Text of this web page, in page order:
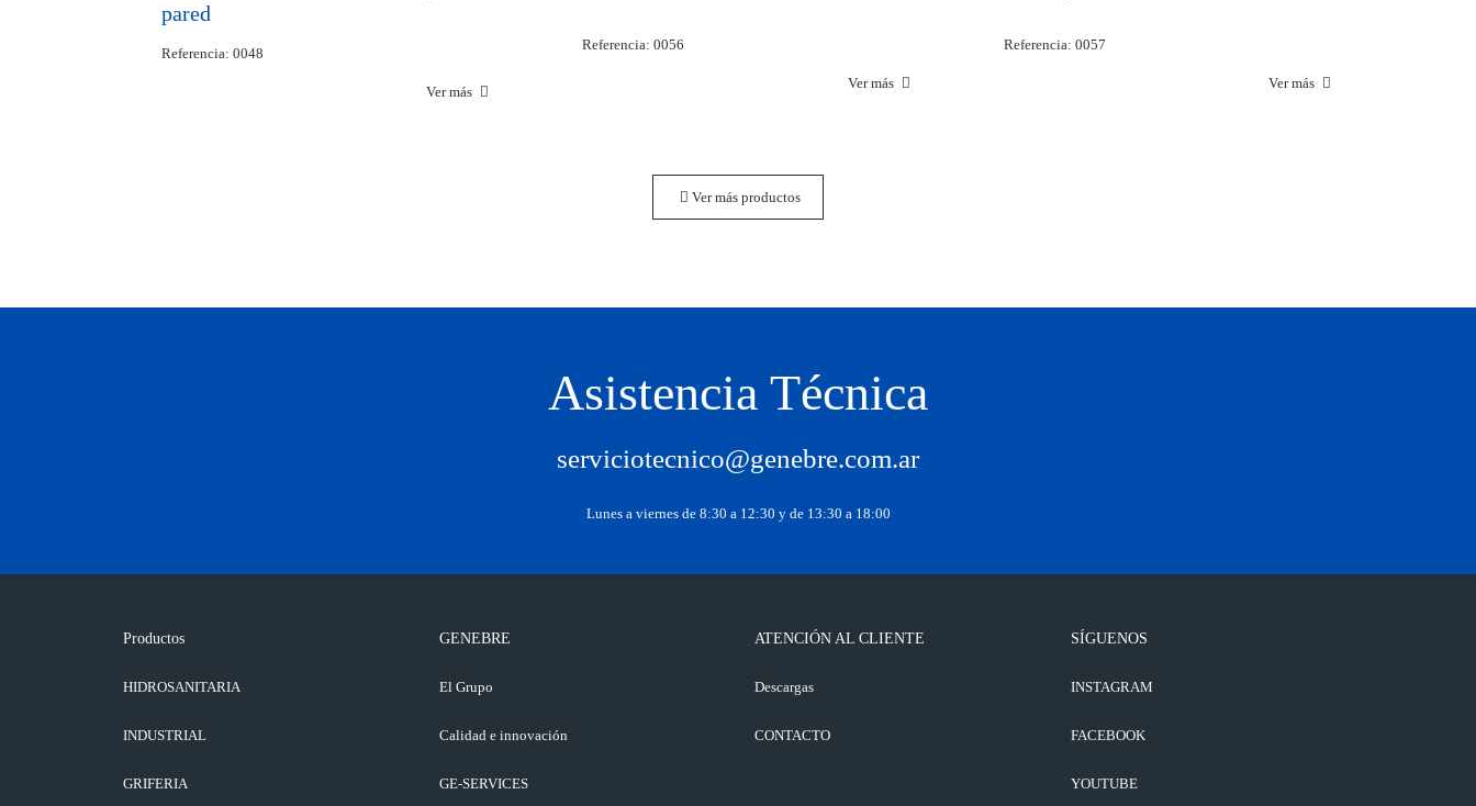
pared
Referencia: 0048
Ver más
Referencia: 0056
Ver más
Referencia: 0057
Ver más
Ver más productos
Asistencia Técnica
serviciotecnico@genebre.com.ar
Lunes a viernes de 8:30 a 12:30 y de 13:30 a 18:00
Productos
HIDROSANITARIA
INDUSTRIAL
GRIFERIA
GENEBRE
El Grupo
Calidad e innovación
GE-SERVICES
ATENCIÓN AL CLIENTE
Descargas
CONTACTO
SÍGUENOS
INSTAGRAM
FACEBOOK
YOUTUBE